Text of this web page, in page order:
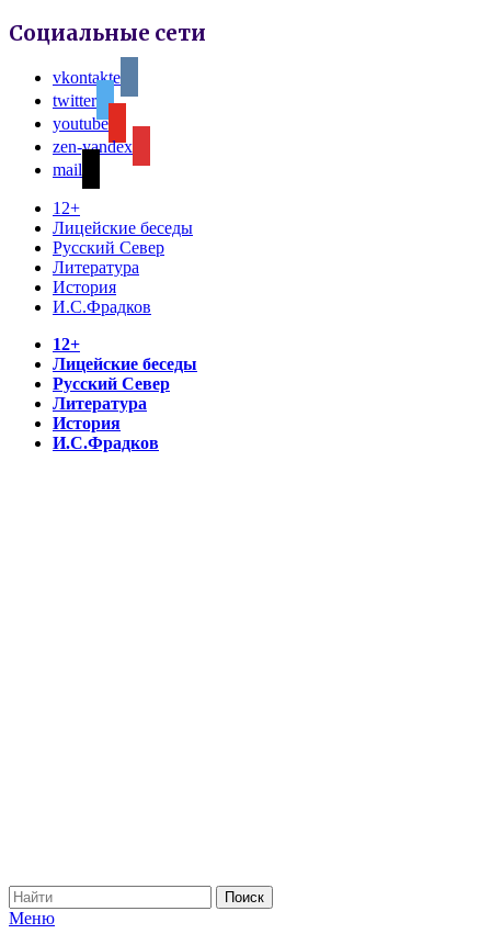
Социальные сети
vkontakte
twitter
youtube
zen-yandex
mail
12+
Лицейские беседы
Русский Север
Литература
История
И.С.Фрадков
12+
Лицейские беседы
Русский Север
Литература
История
И.С.Фрадков
Меню